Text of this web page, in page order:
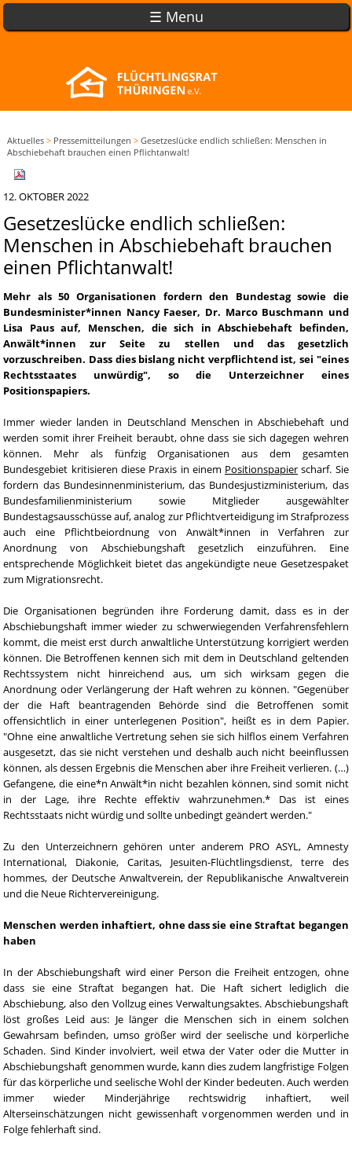
☰ Menu
Aktuelles > Pressemitteilungen > Gesetzeslücke endlich schließen: Menschen in
Abschiebehaft brauchen einen Pflichtanwalt!
12. OKTOBER 2022
Gesetzeslücke endlich schließen:
Menschen in Abschiebehaft brauchen
einen Pflichtanwalt!
Mehr als 50 Organisationen fordern den Bundestag sowie die
Bundesminister*innen Nancy Faeser, Dr. Marco Buschmann und
Lisa Paus auf, Menschen, die sich in Abschiebehaft befinden,
Anwält*innen zur Seite zu stellen und das gesetzlich
vorzuschreiben. Dass dies bislang nicht verpflichtend ist, sei "eines
Rechtsstaates unwürdig", so die Unterzeichner eines
Positionspapiers.
Immer wieder landen in Deutschland Menschen in Abschiebehaft und
werden somit ihrer Freiheit beraubt, ohne dass sie sich dagegen wehren
können. Mehr als fünfzig Organisationen aus dem gesamten
Bundesgebiet kritisieren diese Praxis in einem Positionspapier scharf. Sie
fordern das Bundesinnenministerium, das Bundesjustizministerium, das
Bundesfamilienministerium sowie Mitglieder ausgewählter
Bundestagsausschüsse auf, analog zur Pflichtverteidigung im Strafprozess
auch eine Pflichtbeiordnung von Anwält*innen in Verfahren zur
Anordnung von Abschiebungshaft gesetzlich einzuführen. Eine
entsprechende Möglichkeit bietet das angekündigte neue Gesetzespaket
zum Migrationsrecht.
Die Organisationen begründen ihre Forderung damit, dass es in der
Abschiebungshaft immer wieder zu schwerwiegenden Verfahrensfehlern
kommt, die meist erst durch anwaltliche Unterstützung korrigiert werden
können. Die Betroffenen kennen sich mit dem in Deutschland geltenden
Rechtssystem nicht hinreichend aus, um sich wirksam gegen die
Anordnung oder Verlängerung der Haft wehren zu können. "Gegenüber
der die Haft beantragenden Behörde sind die Betroffenen somit
offensichtlich in einer unterlegenen Position", heißt es in dem Papier.
"Ohne eine anwaltliche Vertretung sehen sie sich hilflos einem Verfahren
ausgesetzt, das sie nicht verstehen und deshalb auch nicht beeinflussen
können, als dessen Ergebnis die Menschen aber ihre Freiheit verlieren. (…)
Gefangene, die eine*n Anwält*in nicht bezahlen können, sind somit nicht
in der Lage, ihre Rechte effektiv wahrzunehmen.* Das ist eines
Rechtsstaats nicht würdig und sollte unbedingt geändert werden."
Zu den Unterzeichnern gehören unter anderem PRO ASYL, Amnesty
International, Diakonie, Caritas, Jesuiten-Flüchtlingsdienst, terre des
hommes, der Deutsche Anwaltverein, der Republikanische Anwaltverein
und die Neue Richtervereinigung.
Menschen werden inhaftiert, ohne dass sie eine Straftat begangen
haben
In der Abschiebungshaft wird einer Person die Freiheit entzogen, ohne
dass sie eine Straftat begangen hat. Die Haft sichert lediglich die
Abschiebung, also den Vollzug eines Verwaltungsaktes. Abschiebungshaft
löst großes Leid aus: Je länger die Menschen sich in einem solchen
Gewahrsam befinden, umso größer wird der seelische und körperliche
Schaden. Sind Kinder involviert, weil etwa der Vater oder die Mutter in
Abschiebungshaft genommen wurde, kann dies zudem langfristige Folgen
für das körperliche und seelische Wohl der Kinder bedeuten. Auch werden
immer wieder Minderjährige rechtswidrig inhaftiert, weil
Alterseinschätzungen nicht gewissenhaft vorgenommen werden und in
Folge fehlerhaft sind.